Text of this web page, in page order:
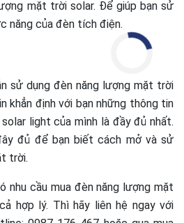
mặt trời solar. Để giúp bạn sử
năng của đèn tích điện.
sử dụng đèn năng lượng mặt trời
khẳn định với bạn những thông tin
light của mình là đầy đủ nhất.
đủ để bạn biết cách mở và sử
trời.
nhu cầu mua đèn năng lượng mặt
hợp lý. Thì hãy liên hệ ngay với